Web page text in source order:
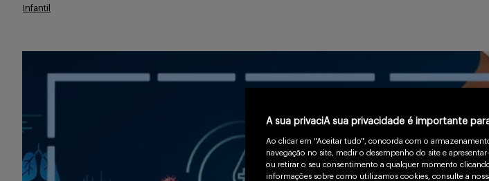
Infantil
A sua privaciA sua privacidade é importante
Ao clicar em "Aceitar tudo", concorda com o
navegação no site, medir o desempenho do site e
ou retirar o seu consentimento a qualquer momento
informações sobre como utilizamos cookies, consulte a